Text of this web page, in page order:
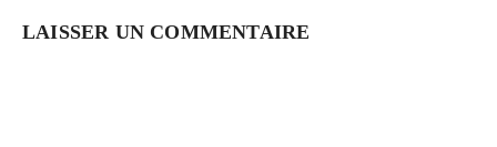
LAISSER UN COMMENTAIRE